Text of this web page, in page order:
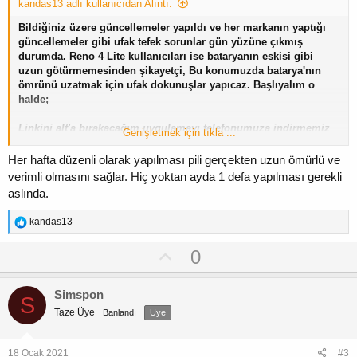
-Cihazınız şarj'da ise şarj'dan çıkarın
-Şarjınızın %60 ve üstünde olması gerekli
-Wifi bağlantısı gerekli
İyi forumlar;
kandas13 adlı kullanıcıdan Alıntı:
Bildiğiniz üzere güncellemeler yapıldı ve her markanın yaptığı
güncellemeler gibi ufak tefek sorunlar gün yüzüne çıkmış
durumda. Reno 4 Lite kullanıcıları ise bataryanın eskisi gibi
uzun götürmemesinden şikayetçi, Bu konumuzda batarya'nın
ömrünü uzatmak için ufak dokunuşlar yapıcaz. Başlıyalım o
halde;
Linkini alt'a bırakacağım uygulamayı telefonumuza indirmemiz
gerekiyor, korkmayın ya da endişelenmeyin! Bende uzun süredir
bu uygulamayı kullanıyorum ve içim rahat bir şekilde sizlere'de
sunmak istiyorum. Uygulamamız hem Android hem de İos'da
rahatlıkla kullanılabilir.
Pil & şarj HD - Battery - Google Play'de Uygulamalar
Uygulamayı indirip kurduktan ve açıktan sonra ilk resimde'ki
basıyoruz ve cihazınızı kalibre edin seçeneğini görüceksiniz,
İşlemin bitmesi 2-3 saat'i buluyor fakat beklediğiniz her dakika'ya
fazlasıyla değiyor. Cihazınız kalibre olurken asla ama asla
cihazla oynamayın, sonuçlar farklılık gösterecektir.!
Cihazınız şarj'da ise şarj'dan çıkarın
Genişletmek için tıkla ...
Her hafta düzenli olarak yapılması pili gerçekten uzun ömürlü ve
verimli olmasını sağlar. Hiç yoktan ayda 1 defa yapılması gerekli
aslında.
T
e
i
l
e
r
:
kandas13
p
0
S Simspon
Taze Üye Banlandı Üye
18 Ocak 2021 #3